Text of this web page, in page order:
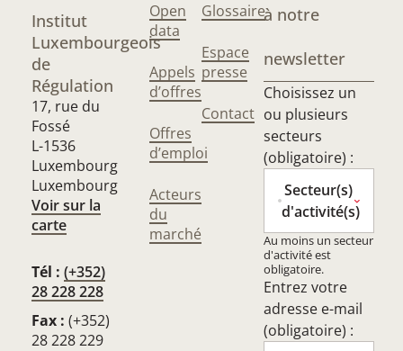
Institut
Luxembourgeois
de
Régulation
17, rue du
Fossé
L-1536
Luxembourg
Luxembourg
Voir sur la
carte
Tél : (+352)
28 228 228
Fax : (+352)
28 228 229
Open
data
Appels
d’offres
Offres
d’emploi
Acteurs
du
marché
Glossaire
Espace
presse
Contact
à notre
newsletter
Choisissez un
ou plusieurs
secteurs
(obligatoire) :
Secteur(s)
d'activité(s)
Au moins un secteur
d'activité est
obligatoire.
Entrez votre
adresse e-mail
(obligatoire) :